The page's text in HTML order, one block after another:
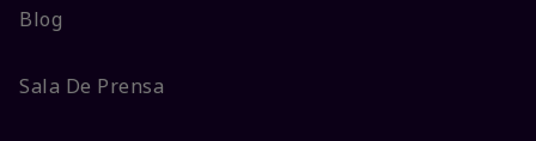
Blog
Sala De Prensa